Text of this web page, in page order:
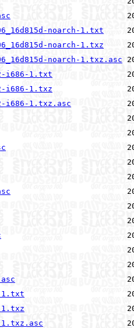
noarch-1.txt
noarch-1.txz
noarch-1.txz.asc
i686-1.txt
i686-1.txz
i686-1.txz.asc
1.txt